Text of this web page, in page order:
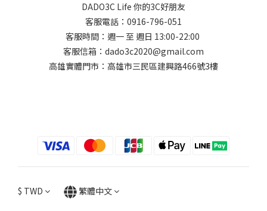
DADO3C Life 你的3C好朋友
客服電話：0916-796-051
客服時間：週一 至 週日 13:00-22:00
客服信箱：dado3c2020@gmail.com
高雄實體門市：高雄市三民區建興路466號3樓
$ TWD 繁體中文